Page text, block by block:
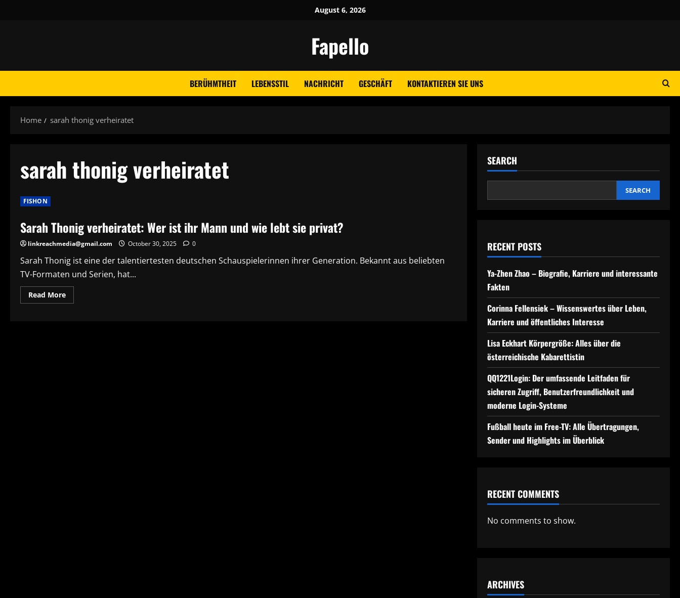
August 6, 2026
Fapello
BERÜHMTHEIT LEBENSSTIL NACHRICHT GESCHÄFT KONTAKTIEREN SIE UNS
Home sarah thonig verheiratet
sarah thonig verheiratet
FISHON
Sarah Thonig verheiratet: Wer ist ihr Mann und wie lebt sie privat?
linkreachmedia@gmail.com October 30, 2025 0
Sarah Thonig ist eine der talentiertesten deutschen Schauspielerinnen ihrer Generation. Bekannt aus beliebten
TV-Formaten und Serien, hat...
Read MoreRead
more
SEARCH
SEARCH
RECENT POSTS
Ya-Zhen Zhao – Biografie, Karriere und interessante
Fakten
Corinna Fellensiek – Wissenswertes über Leben,
Karriere und öffentliches Interesse
Lisa Eckhart Körpergröße: Alles über die
österreichische Kabarettistin
QQ1221Login: Der umfassende Leitfaden für
sicheren Zugriff, Benutzerfreundlichkeit und
moderne Login-Systeme
Fußball heute im Free-TV: Alle Übertragungen,
Sender und Highlights im Überblick
RECENT COMMENTS
No comments to show.
ARCHIVES